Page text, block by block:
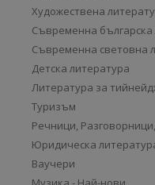
Художествена
Съвременна българска
Съвременна световна
Детска литература
Литература за
Туризъм
Речници,
Юридическа
Ваучери